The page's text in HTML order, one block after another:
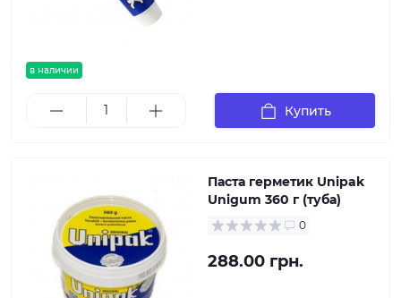
в наличии
Купить
Паста герметик Unipak
Unigum 360 г (туба)
0
288.00 грн.